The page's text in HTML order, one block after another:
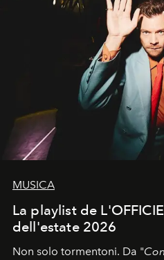
MUSICA
La playlist de
dell'estate 2026
Non solo tormentoni. Da "